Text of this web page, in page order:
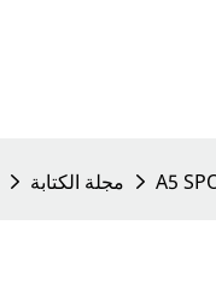
مجلة الكتابة